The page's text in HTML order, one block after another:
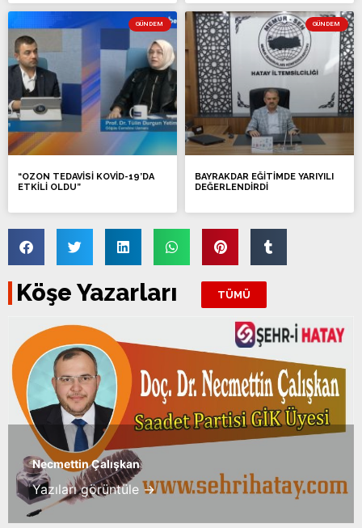
GÜNDEM
“OZON TEDAVİSİ KOVİD-19’DA
ETKİLİ OLDU”
GÜNDEM
BAYRAKDAR EĞİTİMDE YARIYILI
DEĞERLENDİRDİ
Köşe Yazarları TÜMÜ
Necmettin Çalışkan
Yazıları görüntüle →